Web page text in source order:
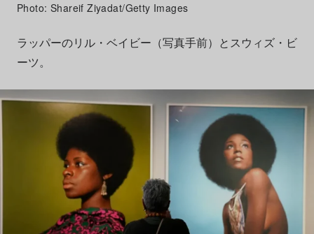
Photo: Shareif Ziyadat/Getty Images
ラッパーのリル・ベイビー（写真手前）とスウィズ・ビ
ーツ。